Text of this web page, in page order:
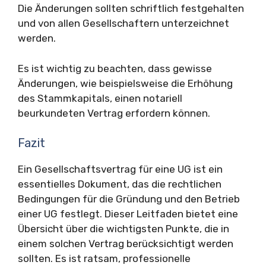
Die Änderungen sollten schriftlich festgehalten
und von allen Gesellschaftern unterzeichnet
werden.
Es ist wichtig zu beachten, dass gewisse
Änderungen, wie beispielsweise die Erhöhung
des Stammkapitals, einen notariell
beurkundeten Vertrag erfordern können.
Fazit
Ein Gesellschaftsvertrag für eine UG ist ein
essentielles Dokument, das die rechtlichen
Bedingungen für die Gründung und den Betrieb
einer UG festlegt. Dieser Leitfaden bietet eine
Übersicht über die wichtigsten Punkte, die in
einem solchen Vertrag berücksichtigt werden
sollten. Es ist ratsam, professionelle